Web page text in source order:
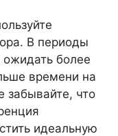
В периоды
более
времени на
что
идеальную